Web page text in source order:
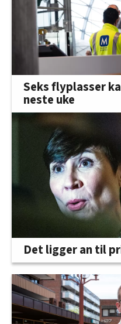
Seks flyplasser
neste uke
Det ligger an til